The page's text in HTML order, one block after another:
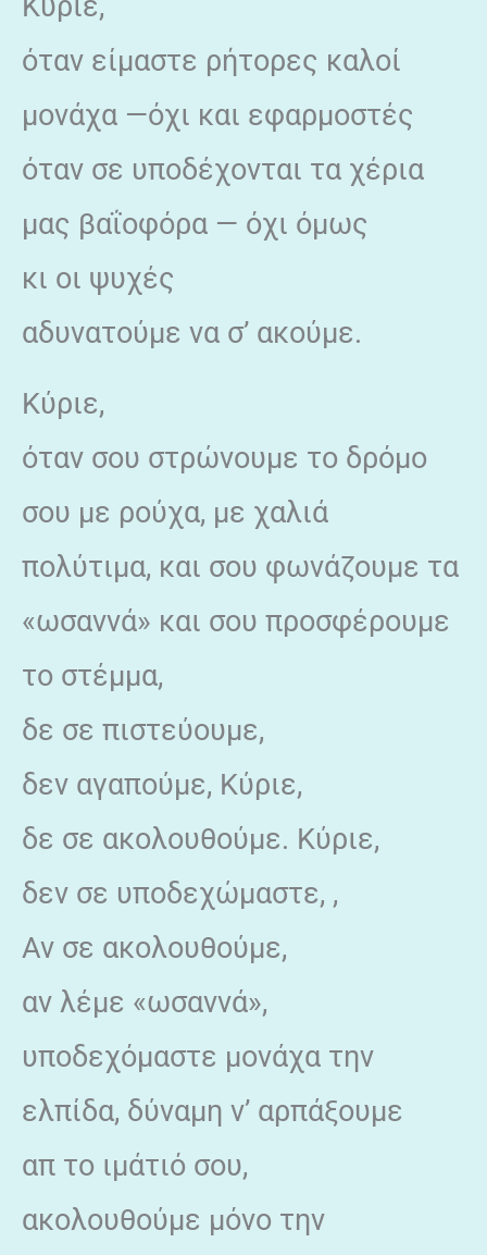
όταν είμαστε ρήτορες καλοί
μονάχα —όχι και εφαρμοστές
όταν σε υποδέχονται τα χέρια
μας βαΐοφόρα — όχι όμως
κι οι ψυχές
αδυνατούμε να σ’ ακούμε.
Κύριε,
όταν σου στρώνουμε το δρόμο
σου με ρούχα, με χαλιά
πολύτιμα, και σου φωνάζουμε τα
«ωσαννά» και σου προσφέρουμε
το στέμμα,
δε σε πιστεύουμε,
δεν αγαπούμε, Κύριε,
δε σε ακολουθούμε. Κύριε,
δεν σε υποδεχώμαστε, ,
Αν σε ακολουθούμε,
αν λέμε «ωσαννά»,
υποδεχόμαστε μονάχα την
ελπίδα, δύναμη ν’ αρπάξουμε
απ το ιμάτιό σου,
ακολουθούμε μόνο την